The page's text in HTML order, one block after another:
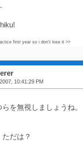
first year so i don't lose it >>
10:41:29 PM
を無視しましょうね。
ただは？